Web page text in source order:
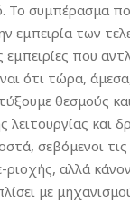
Το συμπέρασμα
εμπειρία των
που
ότι τώρα,
θεσμούς
λειτουργίας και
σεβόμενοι τις
ριοχής, αλλά
με